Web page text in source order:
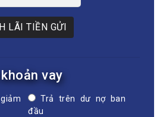
LÃI TIỀN GỬI
vay
Trả trên dư nợ ban
đầu